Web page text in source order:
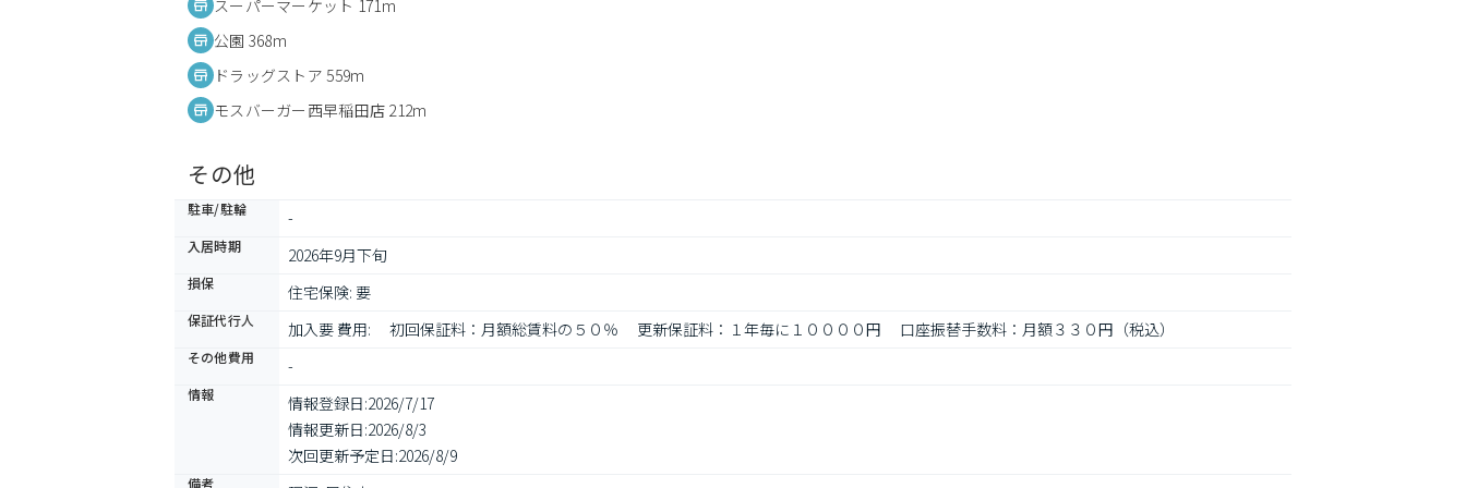
スーパーマーケット 171m
公園 368m
ドラッグストア 559m
モスバーガー西早稲田店 212m
その他
駐車/駐輪 -
入居時期 2026年9月下旬
損保 住宅保険: 要
保証代行人 加入要 費用: 　初回保証料：月額総賃料の５０％　 更新保証料：１年毎に１００００円　 口座振替手数料：月額３３０円（税込）
その他費用 -
情報 情報登録日:2026/7/17
情報更新日:2026/8/3
次回更新予定日:2026/8/9
備考